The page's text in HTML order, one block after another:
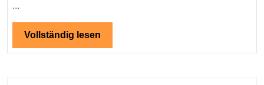
...
Vollständig lesen
lesen